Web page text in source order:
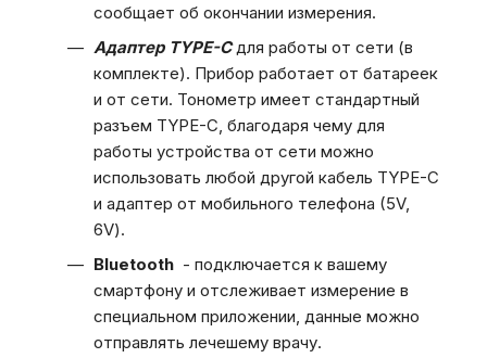
сообщает об окончании измерения.
Адаптер TYPE-Cдля работы от сети (в
комплекте). Прибор работает от батареек
и от сети. Тонометр имеет стандартный
разъем TYPE-C, благодаря чему для
работы устройства от сети можно
использовать любой другой кабель TYPE-C
и адаптер от мобильного телефона (5V,
6V).
Bluetooth - подключается к вашему
смартфону и отслеживает измерение в
специальном приложении, данные можно
отправлять лечешему врачу.